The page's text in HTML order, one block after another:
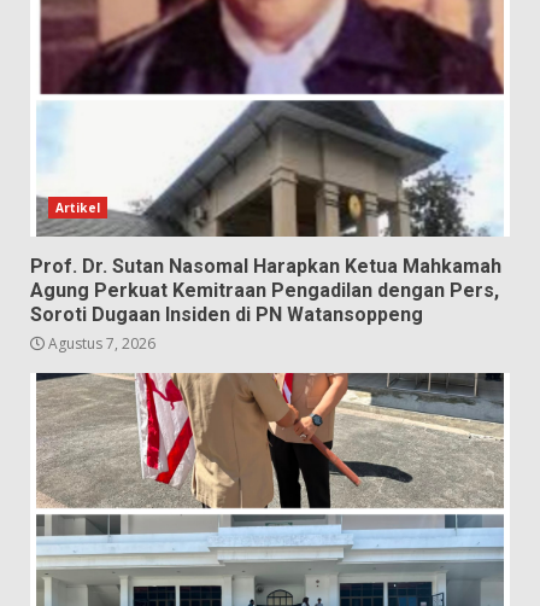
Artikel
Prof. Dr. Sutan Nasomal Harapkan Ketua Mahkamah
Agung Perkuat Kemitraan Pengadilan dengan Pers,
Soroti Dugaan Insiden di PN Watansoppeng
Agustus 7, 2026